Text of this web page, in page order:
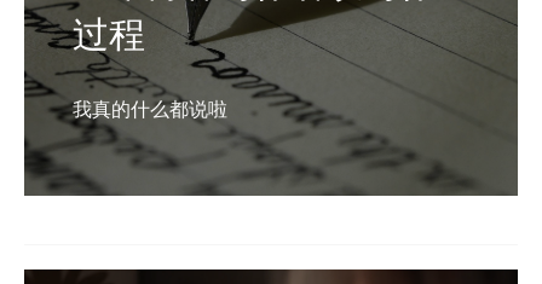
过程
我真的什么都说啦